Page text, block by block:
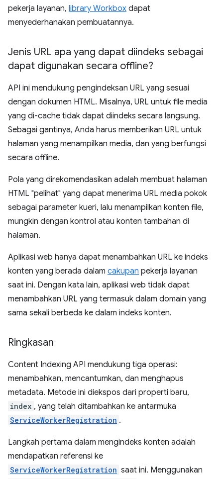
pekerja layanan, library Workbox dapat
menyederhanakan pembuatannya.
Jenis URL apa yang dapat diindeks sebagai
dapat digunakan secara offline?
API ini mendukung pengindeksan URL yang sesuai
dengan dokumen HTML. Misalnya, URL untuk file media
yang di-cache tidak dapat diindeks secara langsung.
Sebagai gantinya, Anda harus memberikan URL untuk
halaman yang menampilkan media, dan yang berfungsi
secara offline.
Pola yang direkomendasikan adalah membuat halaman
HTML "pelihat" yang dapat menerima URL media pokok
sebagai parameter kueri, lalu menampilkan konten file,
mungkin dengan kontrol atau konten tambahan di
halaman.
Aplikasi web hanya dapat menambahkan URL ke indeks
konten yang berada dalam cakupan pekerja layanan
saat ini. Dengan kata lain, aplikasi web tidak dapat
menambahkan URL yang termasuk dalam domain yang
sama sekali berbeda ke dalam indeks konten.
Ringkasan
Content Indexing API mendukung tiga operasi:
menambahkan, mencantumkan, dan menghapus
metadata. Metode ini diekspos dari properti baru,
index , yang telah ditambahkan ke antarmuka
ServiceWorkerRegistration .
Langkah pertama dalam mengindeks konten adalah
mendapatkan referensi ke
ServiceWorkerRegistration saat ini. Menggunakan